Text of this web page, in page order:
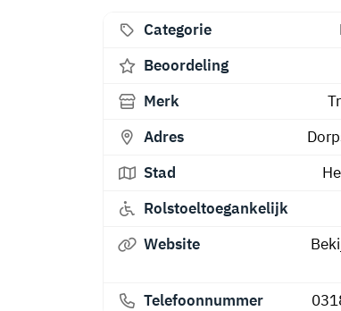
Categorie
Beoordeling
Merk
Adres
Stad
Rolstoeltoegankelijk
Website
Telefoonnummer